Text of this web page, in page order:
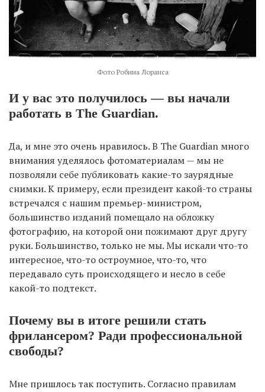
Фото Робина Лоранса
И у вас это получилось — вы начали
работать в The Guardian.
Да, и мне это очень нравилось. В The Guardian много
внимания уделялось фотоматериалам — мы не
позволяли себе публиковать какие-то заурядные
снимки. К примеру, если президент какой-то страны
встречался с нашим премьер-министром,
большинство изданий помещало на обложку
фотографию, на которой они пожимают друг другу
руки. Большинство, только не мы. Мы искали что-то
интересное, что-то остроумное, что-то, что
передавало суть происходящего и несло в себе
какой-то подтекст.
Почему вы в итоге решили стать
фрилансером? Ради профессиональной
свободы?
Мне пришлось так поступить. Согласно правилам